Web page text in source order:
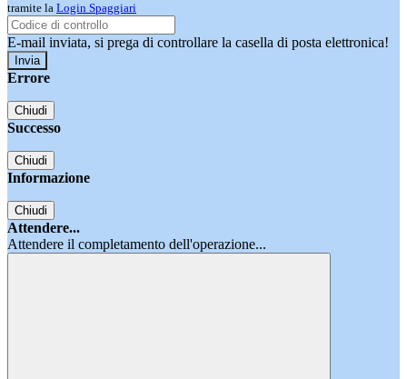
tramite la Login Spaggiari
E-mail inviata, si prega di controllare la casella di posta elettronica!
Errore
Chiudi
Successo
Chiudi
Informazione
Chiudi
Attendere...
Attendere il completamento dell'operazione...